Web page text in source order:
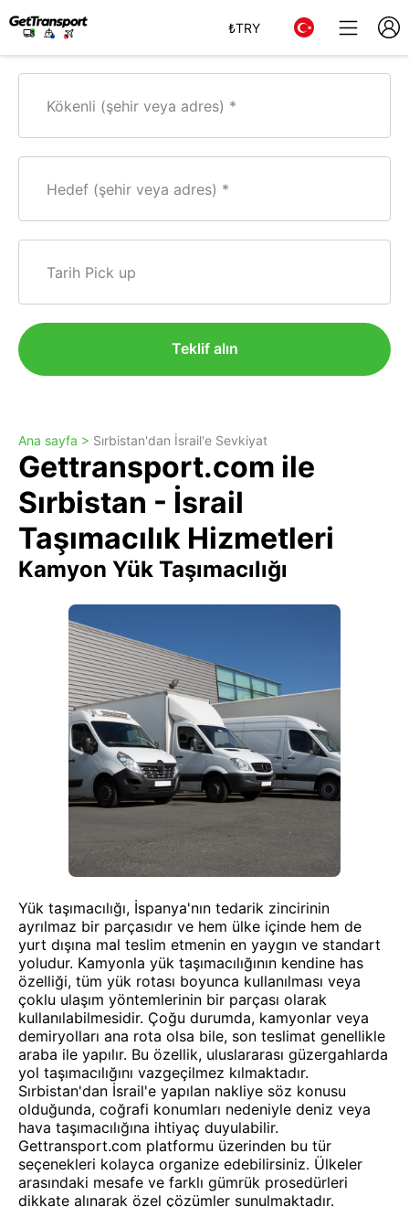
₺TRY
Kökenli (şehir veya adres)
Hedef (şehir veya adres)
Tarih Pick up
Teklif alın
Ana sayfa > Sırbistan'dan İsrail'e Sevkiyat
Gettransport.com ile
Sırbistan - İsrail
Taşımacılık Hizmetleri
Kamyon Yük Taşımacılığı
Yük taşımacılığı, İspanya'nın tedarik zincirinin
ayrılmaz bir parçasıdır ve hem ülke içinde hem de
yurt dışına mal teslim etmenin en yaygın ve standart
yoludur. Kamyonla yük taşımacılığının kendine has
özelliği, tüm yük rotası boyunca kullanılması veya
çoklu ulaşım yöntemlerinin bir parçası olarak
kullanılabilmesidir. Çoğu durumda, kamyonlar veya
demiryolları ana rota olsa bile, son teslimat genellikle
araba ile yapılır. Bu özellik, uluslararası güzergahlarda
yol taşımacılığını vazgeçilmez kılmaktadır.
Sırbistan'dan İsrail'e yapılan nakliye söz konusu
olduğunda, coğrafi konumları nedeniyle deniz veya
hava taşımacılığına ihtiyaç duyulabilir.
Gettransport.com platformu üzerinden bu tür
seçenekleri kolayca organize edebilirsiniz. Ülkeler
arasındaki mesafe ve farklı gümrük prosedürleri
dikkate alınarak özel çözümler sunulmaktadır.